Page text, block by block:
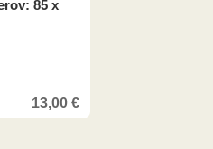
85 x
13,00€